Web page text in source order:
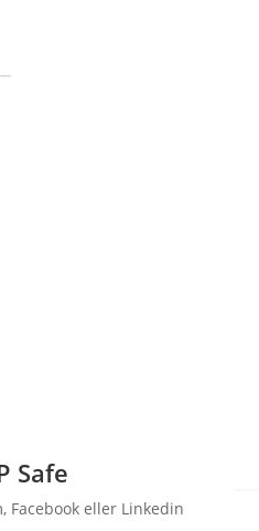
Safe
Facebook eller Linkedin